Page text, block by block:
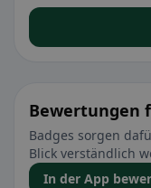
Bewertungen
Badges sorgen
Blick verständlich
In der App